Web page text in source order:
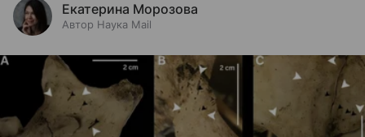
Екатерина Морозова
Автор Наука Mail